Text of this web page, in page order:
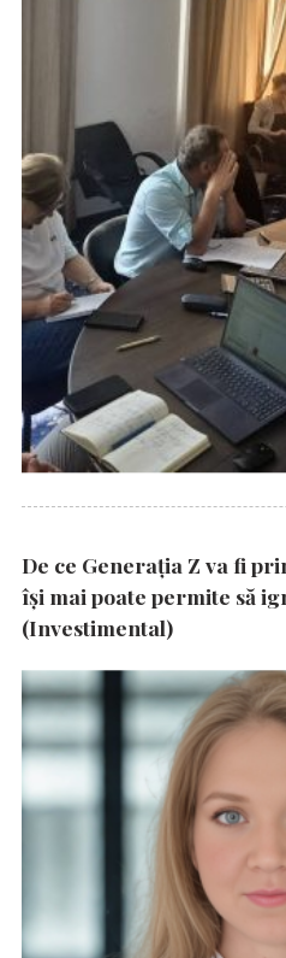
De ce Generația Z va fi
își mai poate permite să
(Investimental)